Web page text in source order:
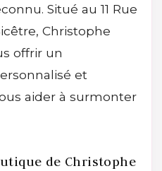
Situé au 11 Rue
Christophe
offrir un
et
aider à surmonter
de Christophe